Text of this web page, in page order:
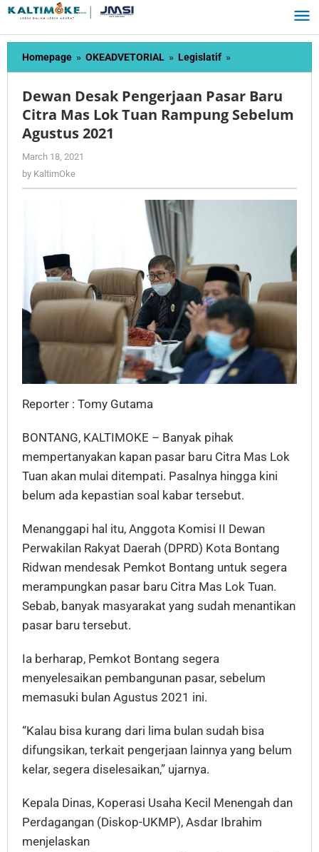
Skip
content
Homepage » OKEADVETORIAL » Legislatif »
Desak
Pasar
Baru
Rampung
Dewan Desak Pengerjaan Pasar Baru
Citra Mas Lok Tuan Rampung Sebelum
Agustus 2021
March 18, 2021
by KaltimOke
Reporter : Tomy Gutama
BONTANG, KALTIMOKE – Banyak pihak
mempertanyakan kapan pasar baru Citra Mas Lok
Tuan akan mulai ditempati. Pasalnya hingga kini
belum ada kepastian soal kabar tersebut.
Menanggapi hal itu, Anggota Komisi II Dewan
Perwakilan Rakyat Daerah (DPRD) Kota Bontang
Ridwan mendesak Pemkot Bontang untuk segera
merampungkan pasar baru Citra Mas Lok Tuan.
Sebab, banyak masyarakat yang sudah menantikan
pasar baru tersebut.
Ia berharap, Pemkot Bontang segera
menyelesaikan pembangunan pasar, sebelum
memasuki bulan Agustus 2021 ini.
“Kalau bisa kurang dari lima bulan sudah bisa
difungsikan, terkait pengerjaan lainnya yang belum
kelar, segera diselesaikan,” ujarnya.
Kepala Dinas, Koperasi Usaha Kecil Menengah dan
Perdagangan (Diskop-UKMP), Asdar Ibrahim
menjelaskan